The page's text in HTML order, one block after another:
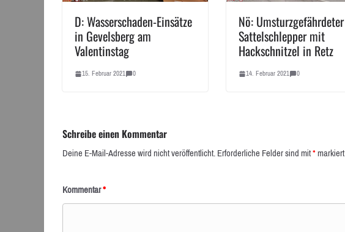
D: Wasserschaden-Einsätze
in Gevelsberg am
Valentinstag
15. Februar 2021 0
Nö: Umsturzgefährdeter
Sattelschlepper mit
Hackschnitzel in Retz
14. Februar 2021 0
Schreibe einen Kommentar
Deine E-Mail-Adresse wird nicht veröffentlicht.Erforderliche Felder sind mit*markiert
Kommentar*